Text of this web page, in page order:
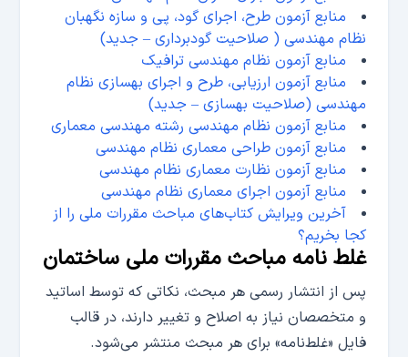
منابع آزمون طرح، اجرای گود، پی و سازه نگهبان
نظام مهندسی ( صلاحیت گودبرداری – جدید)
منابع آزمون نظام مهندسی ترافیک
منابع آزمون ارزیابی، طرح و اجرای بهسازی نظام
مهندسی (صلاحیت بهسازی – جدید)
منابع آزمون نظام مهندسی رشته مهندسی معماری
منابع آزمون طراحی معماری نظام مهندسی
منابع آزمون نظارت معماری نظام مهندسی
منابع آزمون اجرای معماری نظام مهندسی
آخرین ویرایش کتاب‌های مباحث مقررات ملی را از
کجا بخریم؟
غلط نامه مباحث مقررات ملی ساختمان
پس از انتشار رسمی هر مبحث، نکاتی که توسط اساتید
و متخصصان نیاز به اصلاح و تغییر دارند، در قالب
فایل «غلط‌نامه» برای هر مبحث منتشر می‌شود.